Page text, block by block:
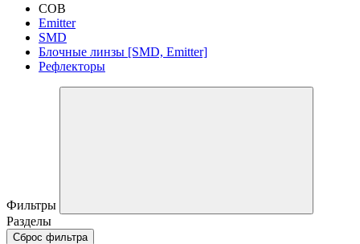
COB
Emitter
SMD
Блочные линзы [SMD, Emitter]
Рефлекторы
Фильтры
Разделы
Сброс фильтра